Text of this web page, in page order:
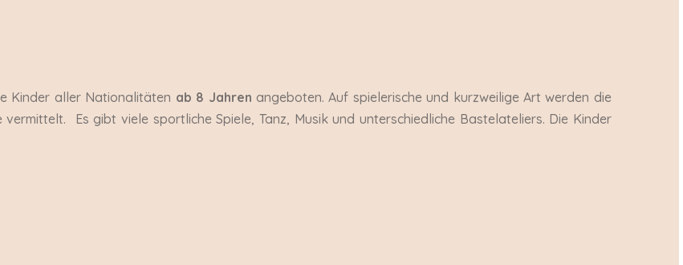
Kinder aller Nationalitäten ab 8 Jahren angeboten.Auf spielerische und kurzweilige Art werden die
Es gibt viele sportliche Spiele, Tanz, Musik und unterschiedliche Bastelateliers. Die Kinder